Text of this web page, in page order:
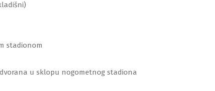
stadionom
u sklopu nogometnog stadiona